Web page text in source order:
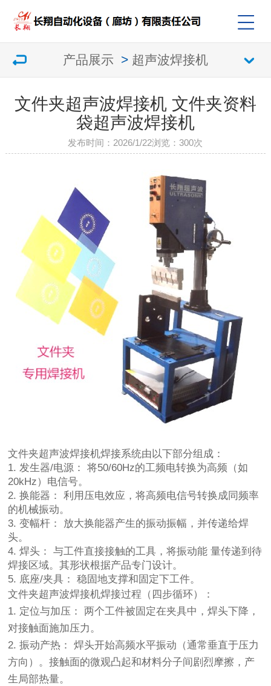
产品展示 > 超声波焊接机
文件夹超声波焊接机 文件夹资料
袋超声波焊接机
发布时间：2026/1/22浏览：300次
文件夹超声波焊接机焊接系统由以下部分组成：
1. 发生器/电源： 将50/60Hz的工频电转换为高频（如
20kHz）电信号。
2. 换能器： 利用压电效应，将高频电信号转换成同频率
的机械振动。
3. 变幅杆： 放大换能器产生的振动振幅，并传递给焊
头。
4. 焊头： 与工件直接接触的工具，将振动能 量传递到待
焊接区域。其形状根据产品专门设计。
5. 底座/夹具： 稳固地支撑和固定下工件。
文件夹超声波焊接机焊接过程（四步循环）：
1. 定位与加压： 两个工件被固定在夹具中，焊头下降，
对接触面施加压力。
2. 振动产热： 焊头开始高频水平振动（通常垂直于压力
方向）。接触面的微观凸起和材料分子间剧烈摩擦，产
生局部热量。